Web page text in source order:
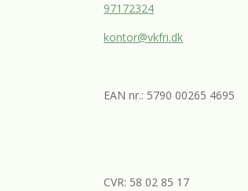
97172324
kontor@vkfri.dk
EAN nr.: 5790 00265 4695
CVR: 58 02 85 17